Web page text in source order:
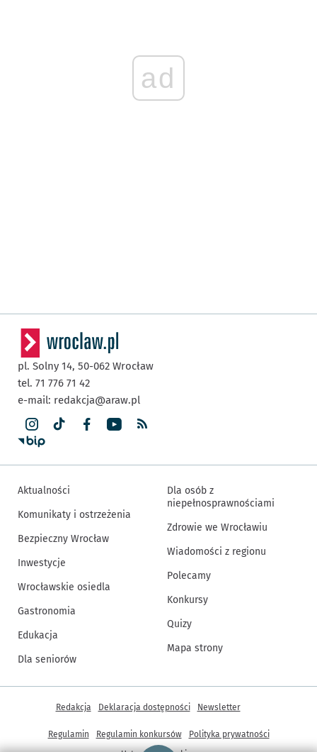
ad
pl. Solny 14, 50-062 Wrocław
tel. 71 776 71 42
e-mail: redakcja@araw.pl
Aktualności
Komunikaty i ostrzeżenia
Bezpieczny Wrocław
Inwestycje
Wrocławskie osiedla
Gastronomia
Edukacja
Dla seniorów
Dla osób z
niepełnosprawnościami
Zdrowie we Wrocławiu
Wiadomości z regionu
Polecamy
Konkursy
Quizy
Mapa strony
Inne informacje
Redakcja Deklaracja dostępności Newsletter
Regulamin Regulamin konkursów
Polityka prywatności